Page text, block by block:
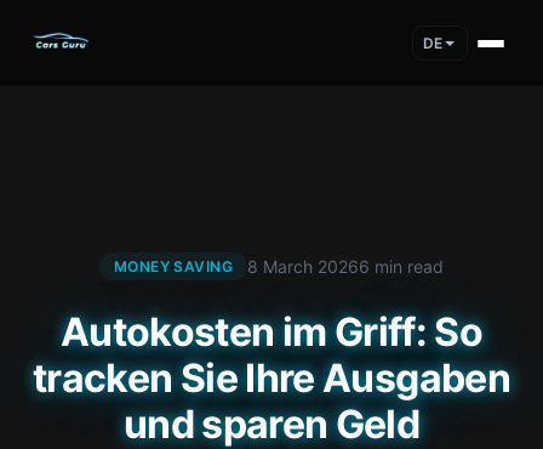
DE
MONEY SAVING 8 March 20266 min read
Autokosten im Griff: So
tracken Sie Ihre Ausgaben
und sparen Geld